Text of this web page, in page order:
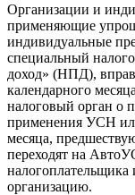
Организации и
применяющие
индивидуальные
специальный
доход» (НПД),
календарного
налоговый орган о
применения УСН
месяца,
переходят на
организацию.